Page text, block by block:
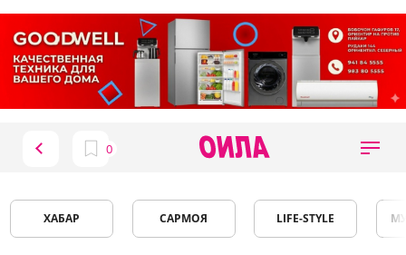
ХАБАР САРМОЯ LIFE-STYLE